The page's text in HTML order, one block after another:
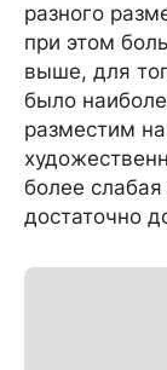
разного
при этом
выше, для
было
разместим
более
достаточно